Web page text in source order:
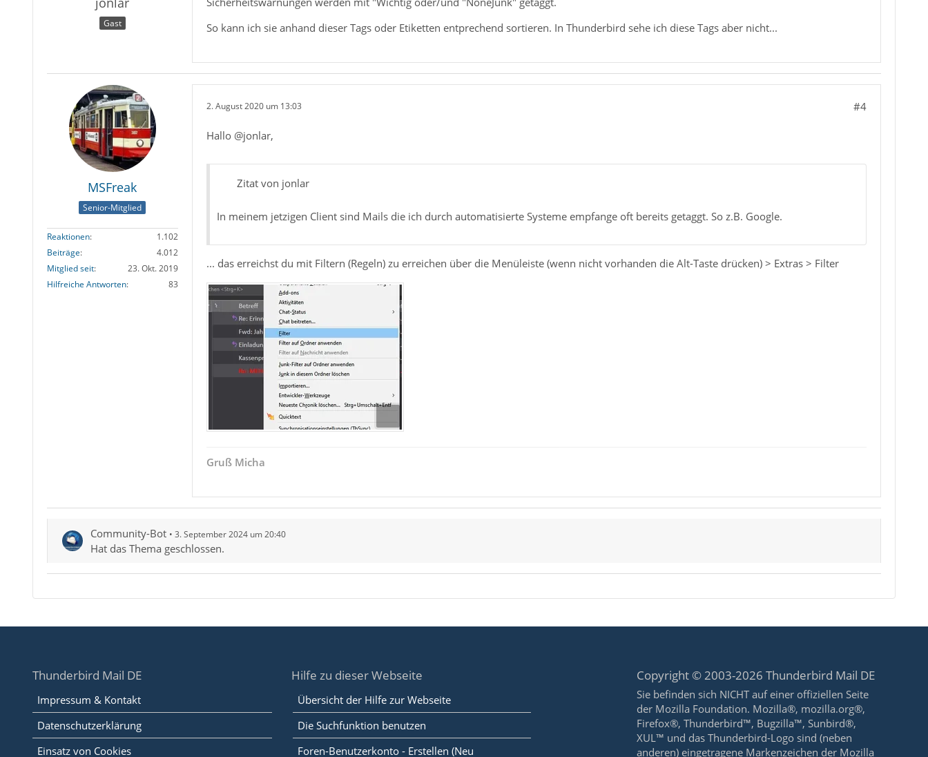
Gast
So kann ich sie anhand dieser Tags oder Etiketten entprechend sortieren. In Thunderbird sehe ich diese Tags aber nicht...
MSFreak
Senior-Mitglied
Reaktionen
1.102
Beiträge
4.012
Mitglied seit
23. Okt. 2019
Hilfreiche Antworten
83
2. August 2020 um 13:03 #4
Hallo @jonlar,
Zitat von jonlar
In meinem jetzigen Client sind Mails die ich durch automatisierte Systeme empfange oft bereits getaggt. So z.B. Google.
... das erreichst du mit Filtern (Regeln) zu erreichen über die Menüleiste (wenn nicht vorhanden die Alt-Taste drücken) > Extras > Filter
Gruß Micha
Community-Bot 3. September 2024 um 20:40
Hat das Thema geschlossen.
Thunderbird Mail DE
Impressum & Kontakt
Datenschutzerklärung
Einsatz von Cookies
Hilfe zu dieser Webseite
Übersicht der Hilfe zur Webseite
Die Suchfunktion benutzen
Foren-Benutzerkonto - Erstellen (Neu
Copyright © 2003-2026 Thunderbird Mail DE
Sie befinden sich NICHT auf einer offiziellen Seite
der Mozilla Foundation. Mozilla®, mozilla.org®,
Firefox®, Thunderbird™, Bugzilla™, Sunbird®,
XUL™ und das Thunderbird-Logo sind (neben
anderen) eingetragene Markenzeichen der Mozilla